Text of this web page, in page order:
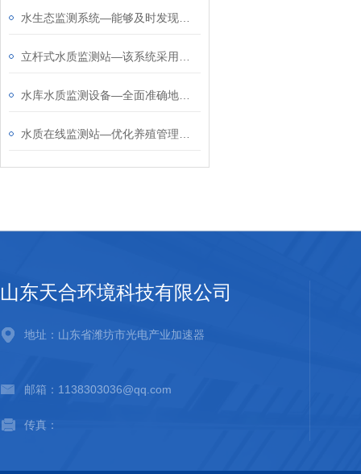
山东天合环境科技有限公司
地址：山东省潍坊市光电产业加速器
邮箱：1138303036@qq.com
传真：